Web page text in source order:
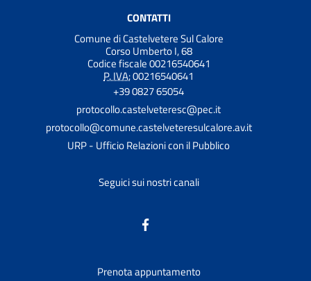
CONTATTI
Comune di Castelvetere Sul Calore
Corso Umberto I, 68
Codice fiscale 00216540641
P. IVA:00216540641
+39 0827 65054
protocollo.castelveteresc@pec.it
protocollo@comune.castelveteresulcalore.av.it
URP - Ufficio Relazioni con il Pubblico
Seguici sui nostri canali
Prenota appuntamento